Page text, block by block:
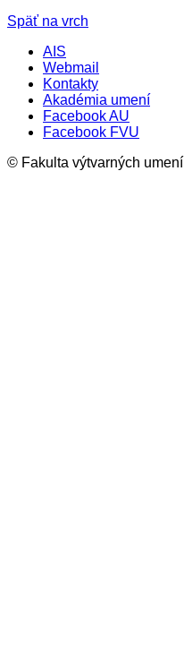
Späť na vrch
AIS
Webmail
Kontakty
Akadémia umení
Facebook AU
Facebook FVU
© Fakulta výtvarných umení